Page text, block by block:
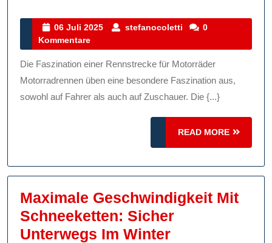
Der
Einer
Rennstrecke
Für
Motorräder:
Technik,
Sicherheit
Und
Geschwindigkeit
06 Juli 2025
06
2025
stefanocoletti stefanocoletti
0
Kommentare
Die Faszination einer Rennstrecke für Motorräder
Motorradrennen üben eine besondere Faszination aus,
sowohl auf Fahrer als auch auf Zuschauer. Die {...}
READ MORE
READ
MORE
Maximale Geschwindigkeit Mit
Schneeketten: Sicher
Unterwegs Im WinterMaximale